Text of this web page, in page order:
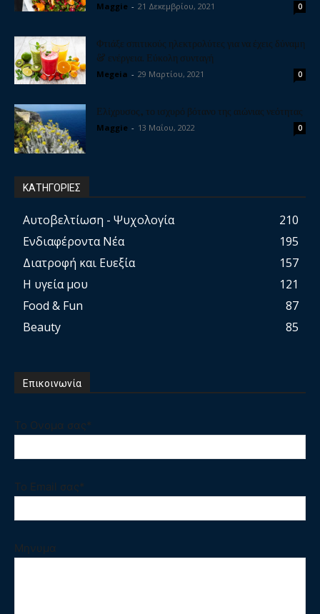
Maggie - 21 Δεκεμβρίου, 2021 0
Φτιάξε σπιτικούς ηλεκτρολύτες για να έχεις δύναμη
& ενέργεια. Εύκολη συνταγή
Megeia - 29 Μαρτίου, 2021 0
Ελίχρυσος, το ισχυρό βότανο της αιώνιας νεότητας
Maggie - 13 Μαΐου, 2022 0
ΚΑΤΗΓΟΡΙΕΣ
Αυτοβελτίωση - Ψυχολογία
210
Ενδιαφέροντα Νέα
195
Διατροφή και Ευεξία
157
Η υγεία μου
121
Food & Fun
87
Beauty
85
Επικοινωνία
Το Ονομα σας*
Το Email σας*
Μηνυμα